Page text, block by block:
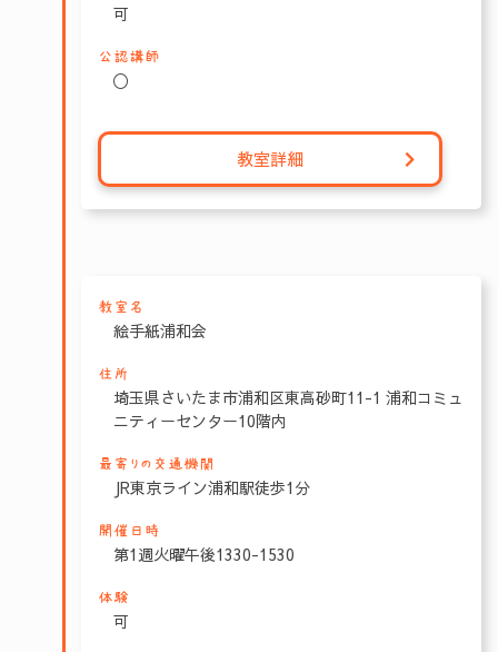
可
公認講師
〇
教室詳細
教室名
絵手紙浦和会
住所
埼玉県さいたま市浦和区東高砂町11-1 浦和コミュ
ニティーセンター10階内
最寄りの交通機関
JR東京ライン浦和駅徒歩1分
開催日時
第1週火曜午後1330-1530
体験
可